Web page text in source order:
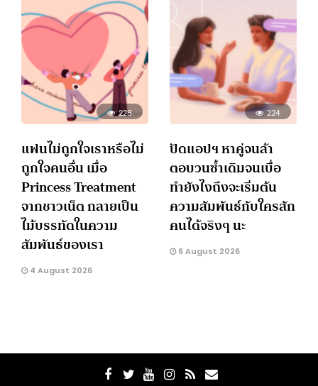
228
แฟนไม่ถูกใจเราหรือไม่
ถูกใจคนอื่น เมื่อ
Princess Treatment
จากชาวเน็ต กลายเป็น
ไม้บรรทัดในความ
สัมพันธ์ของเรา
4 August 2026
224
ปัดแอปฯ หาคู่จนล้า
ตอบวนซ้ำเดิมจนเบื่อ
ทำยังไงถึงจะเริ่มต้น
ความสัมพันธ์กับใครสัก
คนได้จริงๆ นะ
6 August 2026